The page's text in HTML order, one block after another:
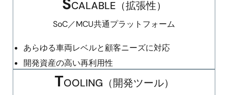
CALABLE（拡張性）
SoC／MCU共通プラットフォーム
あらゆる車両レベルと顧客ニーズに対応
開発資産の高い再利用性
TOOLING（開発ツール）